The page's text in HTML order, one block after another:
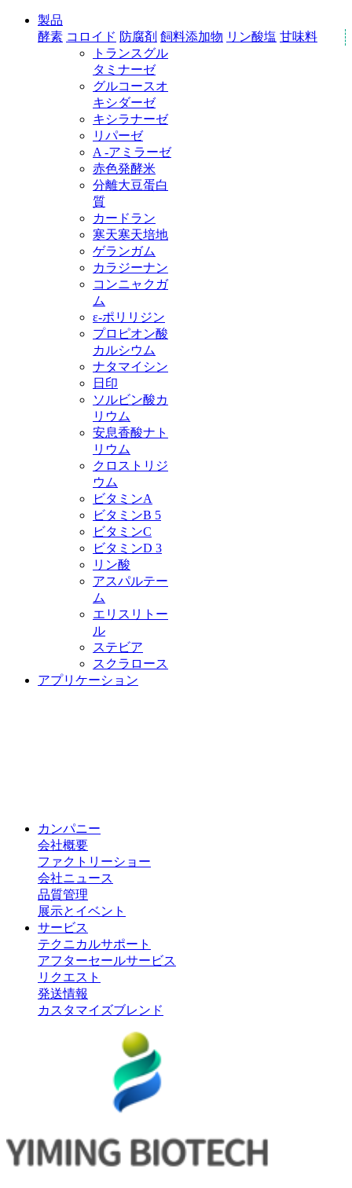
製品
酵素 コロイド 防腐剤 飼料添加物 リン酸塩 甘味料
トランスグル
タミナーゼ
グルコースオ
キシダーゼ
キシラナーゼ
リパーゼ
A -アミラーゼ
赤色発酵米
分離大豆蛋白
質
カードラン
寒天寒天培地
ゲランガム
カラジーナン
コンニャクガ
ム
ε‐ポリリジン
プロピオン酸
カルシウム
ナタマイシン
日印
ソルビン酸カ
リウム
安息香酸ナト
リウム
クロストリジ
ウム
ビタミンA
ビタミンB 5
ビタミンC
ビタミンD 3
リン酸
アスパルテー
ム
エリスリトー
ル
ステビア
スクラロース
アプリケーション
カンパニー
会社概要
ファクトリーショー
会社ニュース
品質管理
展示とイベント
サービス
テクニカルサポート
アフターセールサービス
リクエスト
発送情報
カスタマイズブレンド